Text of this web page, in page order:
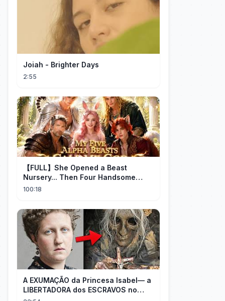
Joiah - Brighter Days
2:55
【FULL】She Opened a Beast
Nursery... Then Four Handsome
Beastmen Became Her Fated Mates!
100:18
A EXUMAÇÃO da Princesa Isabel— a
LIBERTADORA dos ESCRAVOS no
BRASIL